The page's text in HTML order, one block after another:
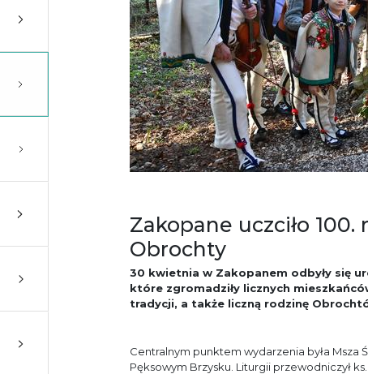
Zakopane uczciło
Obrochty
30 kwietnia w Zakopanem odbyły się
które zgromadziły licznych
tradycji, a także liczną rodzinę
Centralnym punktem wydarzenia była Msza
Pęksowym Brzysku. Liturgii przewodniczył